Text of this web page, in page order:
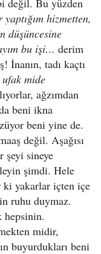
değil. Bu yüzden
yaptığım hizmetten,
düşüncesine
bu işi… derim
İnanın, tadı kaçtı
ufak mide
ağzımdan
beni ikna
beni yine de.
değil. Aşağısı
şeyi sineye
şimdi. Hele
ki yakarlar içten içe
ruhu duymaz.
hepsinin.
midir,
buyurdukları beni